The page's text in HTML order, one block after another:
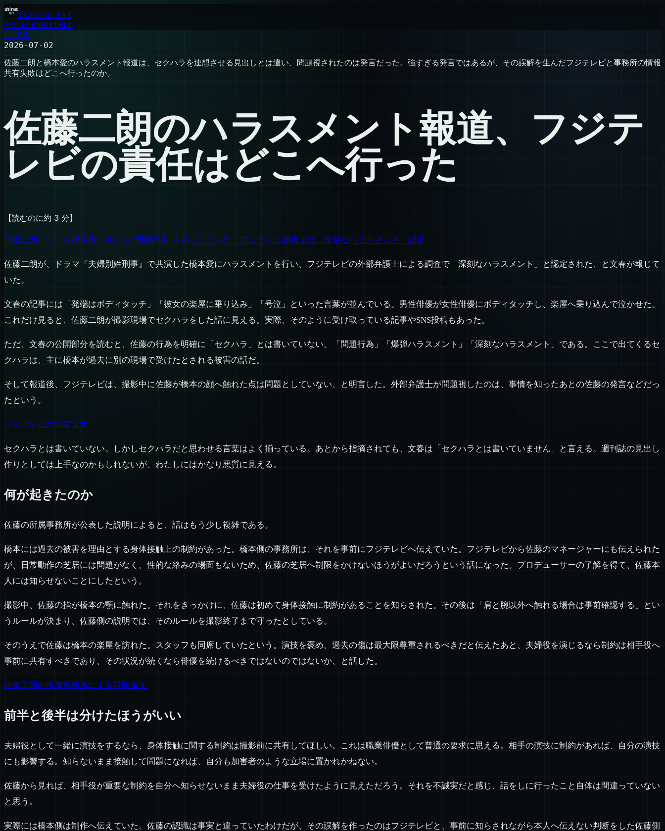
ishinao.net
XYouTubeGitHub
← 戻る
2026-07-02
佐藤二朗と橋本愛のハラスメント報道は、セクハラを連想させる見出しとは違い、問題視されたのは発言だった。強すぎる発言ではあるが、その誤解を生んだフジテレビと事務所の情報
共有失敗はどこへ行ったのか。
佐藤二朗のハラスメント報道、フジテ
レビの責任はどこへ行った
【読むのに約 3 分】
佐藤二朗（57）が橋本愛（30）に“問題行為”を起こしていた フジテレビ調査では「深刻なハラスメント」認定
佐藤二朗が、ドラマ『夫婦別姓刑事』で共演した橋本愛にハラスメントを行い、フジテレビの外部弁護士による調査で「深刻なハラスメント」と認定された、と文春が報じて
いた。
文春の記事には「発端はボディタッチ」「彼女の楽屋に乗り込み」「号泣」といった言葉が並んでいる。男性俳優が女性俳優にボディタッチし、楽屋へ乗り込んで泣かせた。
これだけ見ると、佐藤二朗が撮影現場でセクハラをした話に見える。実際、そのように受け取っている記事やSNS投稿もあった。
ただ、文春の公開部分を読むと、佐藤の行為を明確に「セクハラ」とは書いていない。「問題行為」「爆弾ハラスメント」「深刻なハラスメント」である。ここで出てくるセ
クハラは、主に橋本が過去に別の現場で受けたとされる被害の話だ。
そして報道後、フジテレビは、撮影中に佐藤が橋本の顔へ触れた点は問題としていない、と明言した。外部弁護士が問題視したのは、事情を知ったあとの佐藤の発言などだっ
たという。
フジテレビの発表全文
セクハラとは書いていない。しかしセクハラだと思わせる言葉はよく揃っている。あとから指摘されても、文春は「セクハラとは書いていません」と言える。週刊誌の見出し
作りとしては上手なのかもしれないが、わたしにはかなり悪質に見える。
何が起きたのか
佐藤の所属事務所が公表した説明によると、話はもう少し複雑である。
橋本には過去の被害を理由とする身体接触上の制約があった。橋本側の事務所は、それを事前にフジテレビへ伝えていた。フジテレビから佐藤のマネージャーにも伝えられた
が、日常動作の芝居には問題がなく、性的な絡みの場面もないため、佐藤の芝居へ制限をかけないほうがよいだろうという話になった。プロデューサーの了解を得て、佐藤本
人には知らせないことにしたという。
撮影中、佐藤の指が橋本の顎に触れた。それをきっかけに、佐藤は初めて身体接触に制約があることを知らされた。その後は「肩と腕以外へ触れる場合は事前確認する」とい
うルールが決まり、佐藤側の説明では、そのルールを撮影終了まで守ったとしている。
そのうえで佐藤は橋本の楽屋を訪れた。スタッフも同席していたという。演技を褒め、過去の傷は最大限尊重されるべきだと伝えたあと、夫婦役を演じるなら制約は相手役へ
事前に共有すべきであり、その状況が続くなら俳優を続けるべきではないのではないか、と話した。
佐藤二朗の所属事務所による説明全文
前半と後半は分けたほうがいい
夫婦役として一緒に演技をするなら、身体接触に関する制約は撮影前に共有してほしい。これは職業俳優として普通の要求に思える。相手の演技に制約があれば、自分の演技
にも影響する。知らないまま接触して問題になれば、自分も加害者のような立場に置かれかねない。
佐藤から見れば、相手役が重要な制約を自分へ知らせないまま夫婦役の仕事を受けたように見えただろう。それを不誠実だと感じ、話をしに行ったこと自体は間違っていない
と思う。
実際には橋本側は制作へ伝えていた。佐藤の認識は事実と違っていたわけだが、その誤解を作ったのはフジテレビと、事前に知らされながら本人へ伝えない判断をした佐藤側